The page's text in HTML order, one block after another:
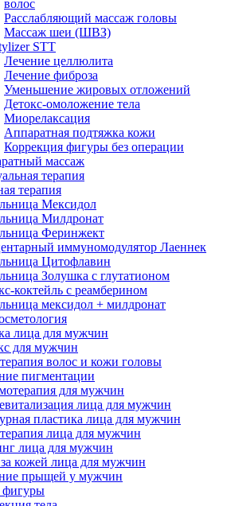
волос
Расслабляющий массаж головы
Массаж шеи (ШВЗ)
STT
Лечение целлюлита
Лечение фиброза
Уменьшение жировых отложений
Детокс-омоложение тела
Миорелаксация
Аппаратная подтяжка кожи
Коррекция фигуры без операции
массаж
терапия
терапия
Мексидол
Милдронат
Феринжект
иммуномодулятор Лаеннек
Цитофлавин
Золушка с глутатионом
коктейль с реамберином
мексидол + милдронат
лица для мужчин
для мужчин
волос и кожи головы
пигментации
для мужчин
лица для мужчин
пластика лица для мужчин
лица для мужчин
лица для мужчин
кожей лица для мужчин
прыщей у мужчин
фигуры